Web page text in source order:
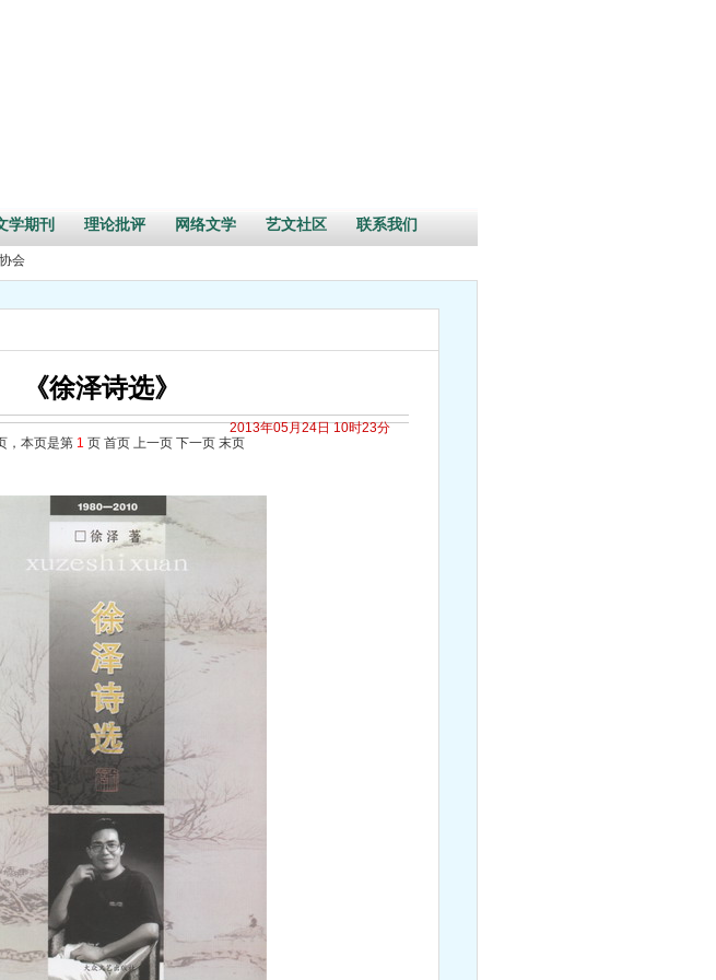
学期刊 理论批评 网络文学 艺文社区 联系我们
会
《徐泽诗选》
2013年05月24日 10时23分
，本页是第 1 页 首页 上一页 下一页 末页